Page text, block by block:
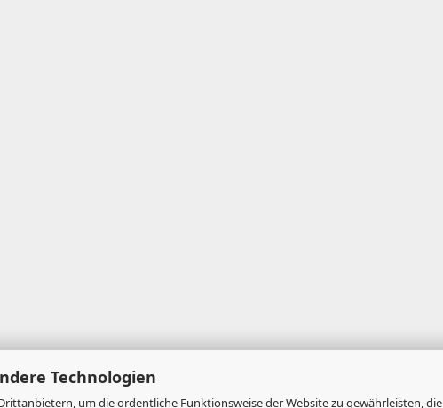
Technologien
um die ordentliche Funktionsweise der Website zu gewährleisten, die